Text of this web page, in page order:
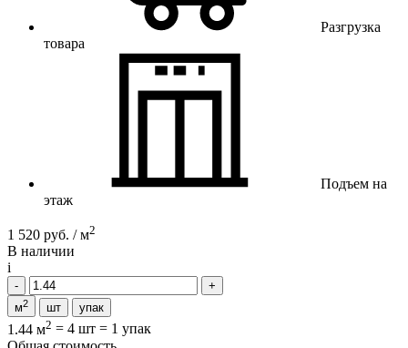
Разгрузка
товара
Подъем на
этаж
1 520 руб. / м2
В наличии
i
м2 шт упак
1.44 м2 = 4 шт = 1 упак